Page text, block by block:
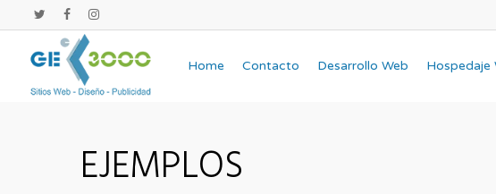
Home Contacto Desarrollo Web Hospedaje
EJEMPLOS